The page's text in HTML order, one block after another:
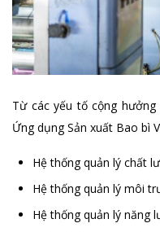
Từ các yếu tố cộng
Ứng dụng Sản xuất Bao bì
Hệ thống quản lý chất
Hệ thống quản lý môi
Hệ thống quản lý năng